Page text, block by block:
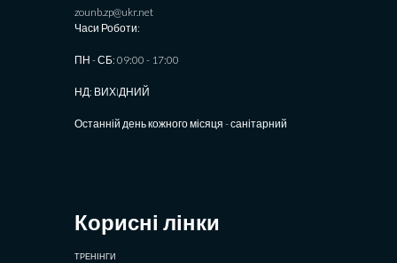
zounb.zp@ukr.net
Часи Роботи:
ПН - СБ: 09:00 - 17:00
НД: ВИХIДНИЙ
Останній день кожного місяця - санітарний
Корисні лінки
ТРЕНІНГИ